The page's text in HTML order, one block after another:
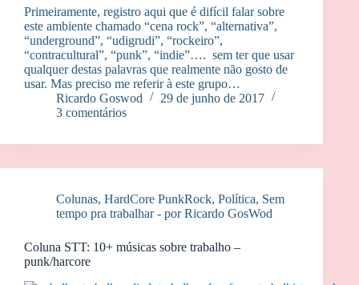
Primeiramente, registro aqui que é difícil falar sobre
este ambiente chamado “cena rock”, “alternativa”,
“underground”, “udigrudi”, “rockeiro”,
“contracultural”, “punk”, “indie”…. sem ter que usar
qualquer destas palavras que realmente não gosto de
usar. Mas preciso me referir à este grupo…
Ricardo Goswod
29 de junho de 2017
3 comentários
Colunas, HardCore PunkRock, Política, Sem
tempo pra trabalhar - por Ricardo GosWod
Coluna STT: 10+ músicas sobre trabalho –
punk/harcore